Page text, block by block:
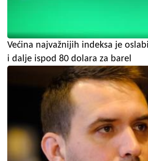
Većina najvažnijih indeksa je
i dalje ispod 80 dolara za barel